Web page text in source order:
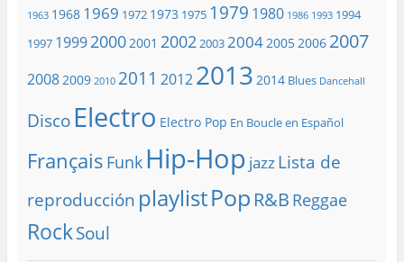
1963 1968 1969 1972 1973 1975 1979 1980 1986 1993 1994
1997 199920002001 20022003200420052006 2007
20082009 2010 2011 20122013 2014 Blues Dancehall
Disco Electro Electro Pop En Boucle en Español
Français Funk Hip-Hop jazzLista de
reproducción playlistPop R&B Reggae
RockSoul